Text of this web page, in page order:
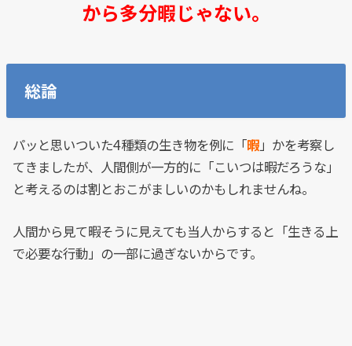
から多分暇じゃない。
総論
パッと思いついた4種類の生き物を例に「暇 」かを考察し
てきましたが、人間側が一方的に「こいつは暇だろうな」
と考えるのは割とおこがましいのかもしれませんね。
人間から見て暇そうに見えても当人からすると「生きる上
で必要な行動」の一部に過ぎないからです。